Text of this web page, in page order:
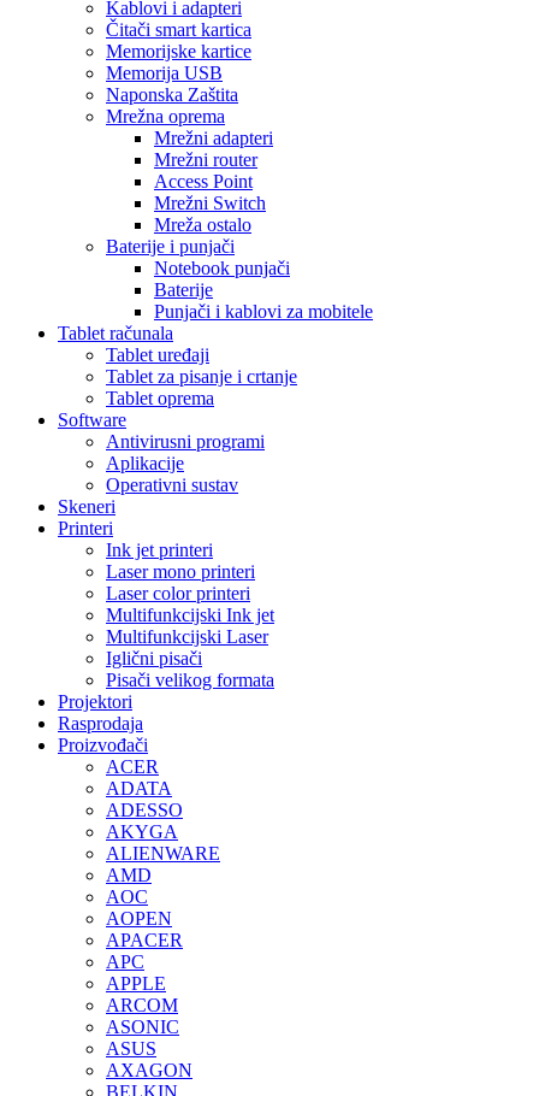
Kablovi i adapteri
Čitači smart kartica
Memorijske kartice
Memorija USB
Naponska Zaštita
Mrežna oprema
Mrežni adapteri
Mrežni router
Access Point
Mrežni Switch
Mreža ostalo
Baterije i punjači
Notebook punjači
Baterije
Punjači i kablovi za mobitele
Tablet računala
Tablet uređaji
Tablet za pisanje i crtanje
Tablet oprema
Software
Antivirusni programi
Aplikacije
Operativni sustav
Skeneri
Printeri
Ink jet printeri
Laser mono printeri
Laser color printeri
Multifunkcijski Ink jet
Multifunkcijski Laser
Iglični pisači
Pisači velikog formata
Projektori
Rasprodaja
Proizvođači
ACER
ADATA
ADESSO
AKYGA
ALIENWARE
AMD
AOC
AOPEN
APACER
APC
APPLE
ARCOM
ASONIC
ASUS
AXAGON
BELKIN